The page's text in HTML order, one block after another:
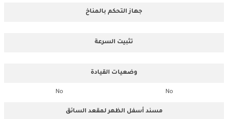
جهاز التحكم بالمناخ
تثبيت السرعة
وضعيات القيادة
No
No
مسند أسفل الظهر لمقعد السائق